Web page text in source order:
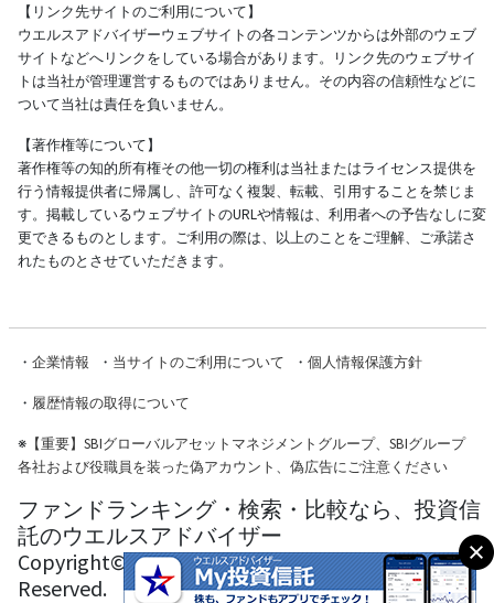
【リンク先サイトのご利用について】
ウエルスアドバイザーウェブサイトの各コンテンツからは外部のウェブ
サイトなどへリンクをしている場合があります。リンク先のウェブサイ
トは当社が管理運営するものではありません。その内容の信頼性などに
ついて当社は責任を負いません。
【著作権等について】
著作権等の知的所有権その他一切の権利は当社またはライセンス提供を
行う情報提供者に帰属し、許可なく複製、転載、引用することを禁じま
す。掲載しているウェブサイトのURLや情報は、利用者への予告なしに変
更できるものとします。ご利用の際は、以上のことをご理解、ご承諾さ
れたものとさせていただきます。
・ 企業情報 ・ 当サイトのご利用について ・ 個人情報保護方針
・ 履歴情報の取得について
※【重要】SBIグローバルアセットマネジメントグループ、SBIグループ
各社および役職員を装った偽アカウント、偽広告にご注意ください
ファンドランキング・検索・比較なら、投資信
託のウエルスアドバイザー
Copyright© Wealth Advisor Co., Ltd. All Rights
Reserved.